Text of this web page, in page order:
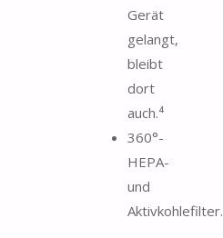
Gerät
gelangt,
bleibt
dort
auch.⁴
360°-
HEPA-
und
Aktivkohlefilter.